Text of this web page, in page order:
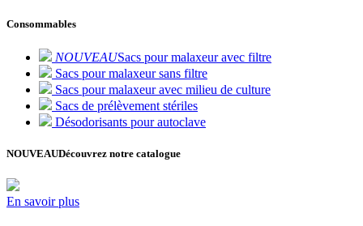
Consommables
NOUVEAUSacs pour malaxeur avec filtre
Sacs pour malaxeur sans filtre
Sacs pour malaxeur avec milieu de culture
Sacs de prélèvement stériles
Désodorisants pour autoclave
NOUVEAUDécouvrez notre catalogue
En savoir plus